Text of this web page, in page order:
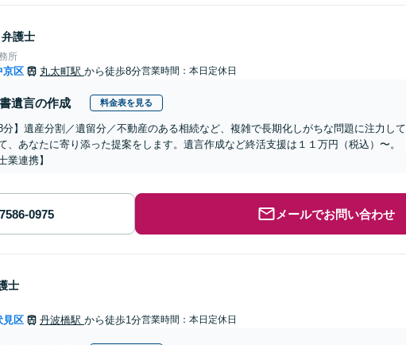
弁護士
所
京区 丸太町駅 から徒歩8分営業時間：本日定休日
遺言の作成 料金表を見る
分】遺産分割／遺留分／不動産のある相続など、複雑で長期化しがちな問題に注力し
、あなたに寄り添った提案をします。遺言作成など終活支援は１１万円（税込）〜。
業連携】
メールでお問い合わせ
士
見区 丹波橋駅 から徒歩1分営業時間：本日定休日